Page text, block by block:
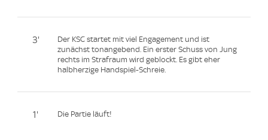
3'
Der KSC startet mit viel Engagement und ist
zunächst tonangebend. Ein erster Schuss von Jung
rechts im Strafraum wird geblockt. Es gibt eher
halbherzige Handspiel-Schreie.
1' Die Partie läuft!